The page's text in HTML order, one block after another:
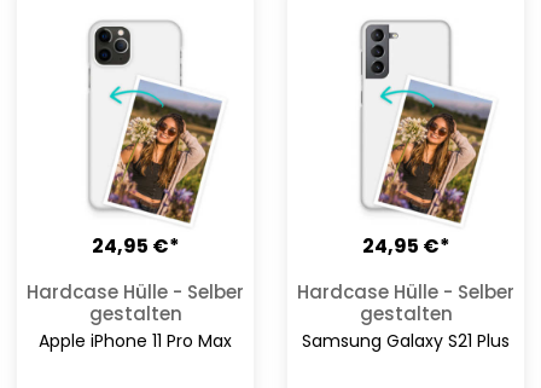
24,95 €*
Hardcase Hülle - Selber
gestalten
Apple iPhone 11 Pro Max
24,95 €*
Hardcase Hülle - Selber
gestalten
Samsung Galaxy S21 Plus